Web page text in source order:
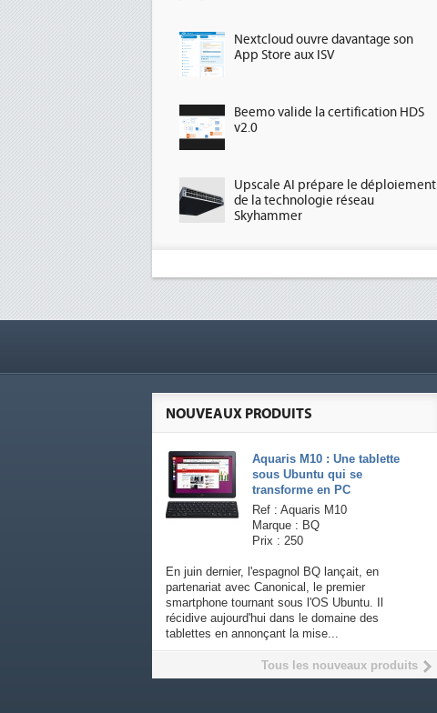
Nextcloud ouvre davantage son
App Store aux ISV
Beemo valide la certification HDS
v2.0
Upscale AI prépare le déploiement
de la technologie réseau
Skyhammer
NOUVEAUX PRODUITS
Aquaris M10 : Une tablette
sous Ubuntu qui se
transforme en PC
Ref : Aquaris M10
Marque : BQ
Prix : 250
En juin dernier, l'espagnol BQ lançait, en
partenariat avec Canonical, le premier
smartphone tournant sous l'OS Ubuntu. Il
récidive aujourd'hui dans le domaine des
tablettes en annonçant la mise...
Tous les nouveaux produits